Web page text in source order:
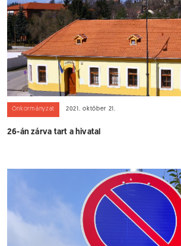
Önkormányzat 2021. október 21.
26-án zárva tart a hivatal